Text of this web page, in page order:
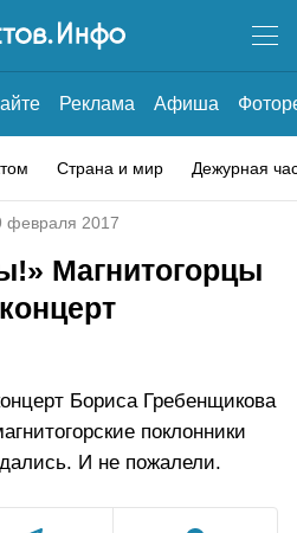
Реклама Афиша
Страна и мир Дежурная
февраля 2017
Магнитогорцы
Бориса Гребенщикова
поклонники
И не пожалели.